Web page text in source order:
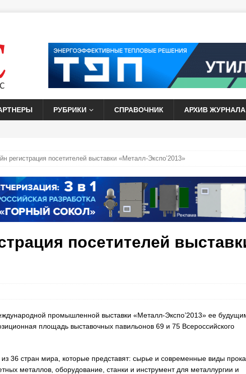
РУБРИКИ СПРАВОЧНИК АРХИВ ЖУРНАЛА
регистрация посетителей выставки «Металл-Экспо’2013»
посетителей
промышленной выставки «Металл-Экспо’2013» ее
площадь выставочных павильонов 69 и 75 Всероссийского
36 стран мира, которые представят: сырье и современные виды
металлов, оборудование, станки и инструмент для металлургии и